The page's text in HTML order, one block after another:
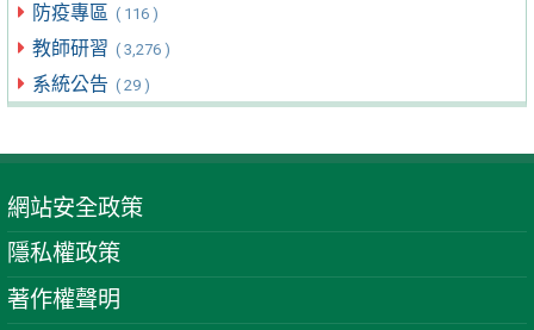
防疫專區 ( 116 )
教師研習 ( 3,276 )
系統公告 ( 29 )
網站安全政策
隱私權政策
著作權聲明